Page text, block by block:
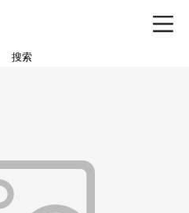
搜索